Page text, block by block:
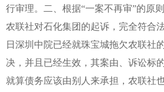
行审理。二、根据“一案不再审”的原
农联社对石化集团的起诉，完全符合
日深圳中院已经就珠宝城拖欠农联社
决，并且已经生效，其案由、诉讼标
就算债务应该由别人来承担，农联社